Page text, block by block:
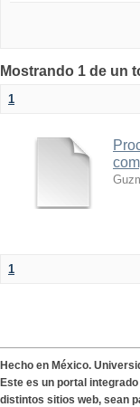
Mostrando 1 de un
1
1
Hecho en México.
Este es un portal
distintos sitios web, sean